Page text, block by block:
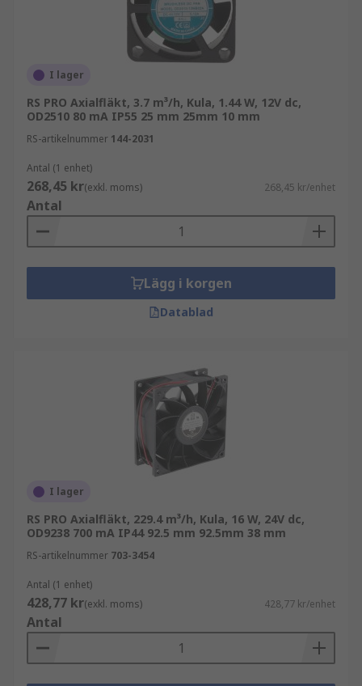
I lager
RS PRO Axialfläkt, 3.7 m³/h, Kula, 1.44 W, 12V dc,
OD2510 80 mA IP55 25 mm 25mm 10 mm
RS-artikelnummer 144-2031
Antal (1 enhet)
268,45 kr(exkl. moms) 268,45 kr/enhet
Antal
Lägg i korgen
Datablad
I lager
RS PRO Axialfläkt, 229.4 m³/h, Kula, 16 W, 24V dc,
OD9238 700 mA IP44 92.5 mm 92.5mm 38 mm
RS-artikelnummer 703-3454
Antal (1 enhet)
428,77 kr(exkl. moms) 428,77 kr/enhet
Antal